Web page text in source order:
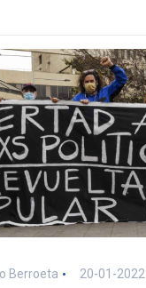
Berroeta 20-01-2022